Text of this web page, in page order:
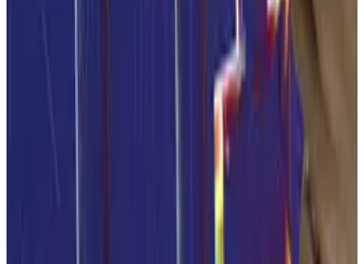
Praxisseminar: Qualität im Fokus - Steuerung
Backwaren brauchen konstante Prozesse und
Qualitätskontrolle. Das Seminar zeigt praxisnah, wie
Teigführung, Gare und Backen optimiert und Gebäckfehler